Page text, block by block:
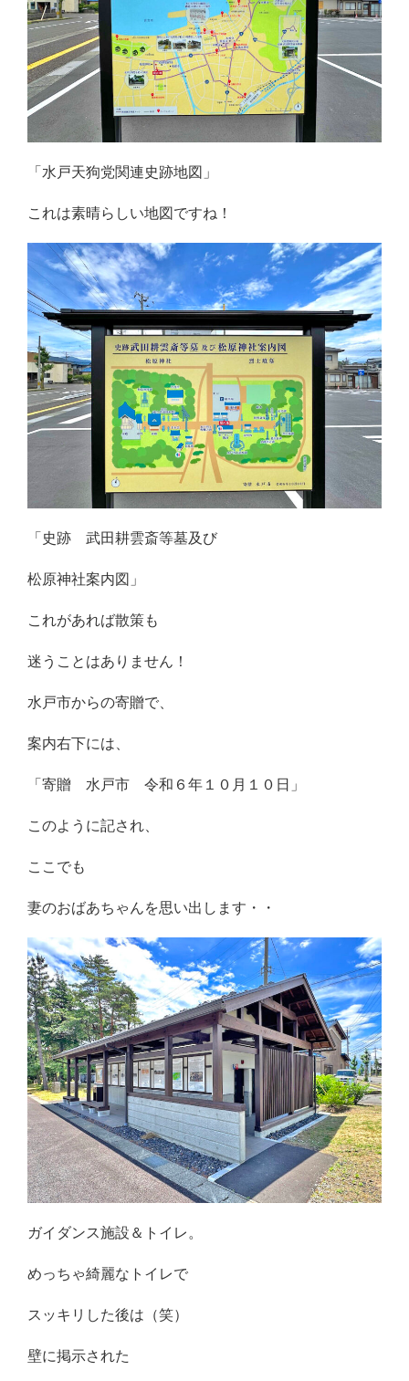
「水戸天狗党関連史跡地図」
これは素晴らしい地図ですね！
「史跡 武田耕雲斎等墓及び
松原神社案内図」
これがあれば散策も
迷うことはありません！
水戸市からの寄贈で、
案内右下には、
「寄贈 水戸市 令和６年１０月１０日」
このように記され、
ここでも
妻のおばあちゃんを思い出します・・
ガイダンス施設＆トイレ。
めっちゃ綺麗なトイレで
スッキリした後は（笑）
壁に掲示された